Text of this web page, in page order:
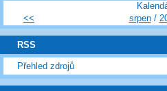
<<
srpen/
RSS
Přehled zdrojů